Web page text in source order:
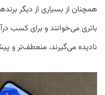
همچنان از بسیاری از دیگر
باتری می‌خوانند و برای کسب
نادیده می‌گیرند، منعطف‌تر و